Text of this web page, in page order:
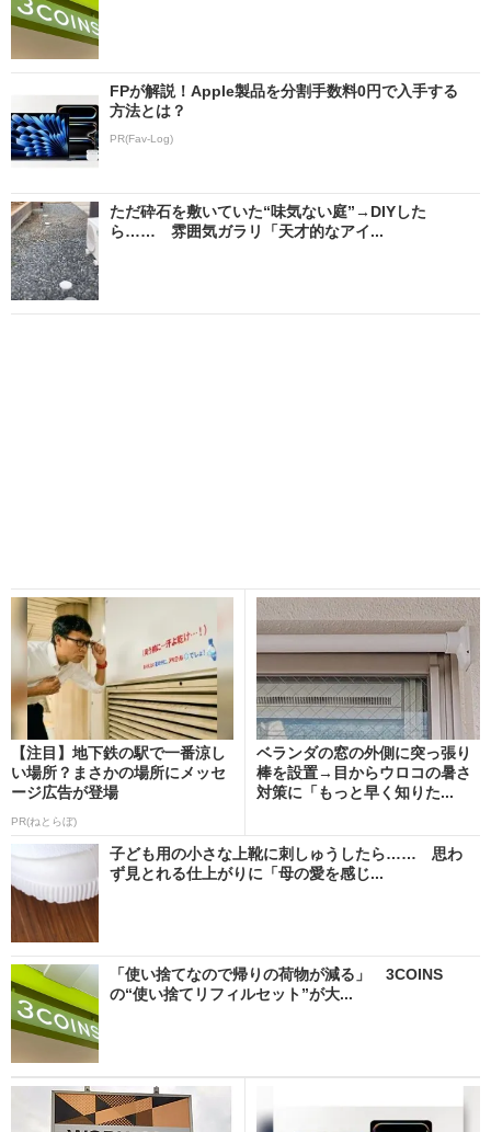
FPが解説！Apple製品を分割手数料0円で入手する
方法とは？
PR(Fav-Log)
ただ砕石を敷いていた“味気ない庭”→DIYした
ら…… 雰囲気ガラリ「天才的なアイ...
【注目】地下鉄の駅で一番涼し
い場所？まさかの場所にメッセ
ージ広告が登場
PR(ねとらぼ)
ベランダの窓の外側に突っ張り
棒を設置→目からウロコの暑さ
対策に「もっと早く知りた...
子ども用の小さな上靴に刺しゅうしたら…… 思わ
ず見とれる仕上がりに「母の愛を感じ...
「使い捨てなので帰りの荷物が減る」 3COINS
の“使い捨てリフィルセット”が大...